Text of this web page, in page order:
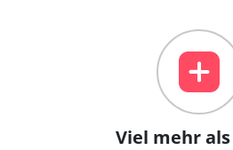
Viel mehr als